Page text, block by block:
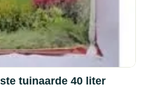
tuinaarde 40 liter